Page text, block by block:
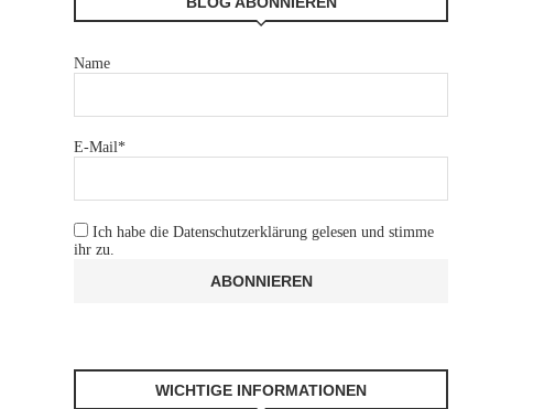
Name
E-Mail*
Ich habe die Datenschutzerklärung gelesen und stimme
ihr zu.
WICHTIGE INFORMATIONEN